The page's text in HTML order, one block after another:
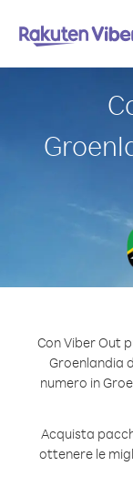
Con Viber Out
Groenlandia
numero in
Acquista
ottenere le